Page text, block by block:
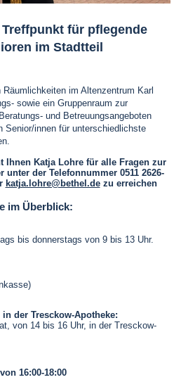
für pflegende
im Stadtteil
im Altenzentrum Karl
sowie ein Gruppenraum zur
und Betreuungsangeboten
Senior/innen für unterschiedlichste
Ihnen Katja Lohre für alle Fragen zur
unter der Telefonnummer 0511 2626-
katja.lohre@bethel.dezu erreichen
im Überblick:
bis donnerstags von 9 bis 13 Uhr.
in der Tresckow-Apotheke:
von 14 bis 16 Uhr, in der Tresckow-
16:00-18:00